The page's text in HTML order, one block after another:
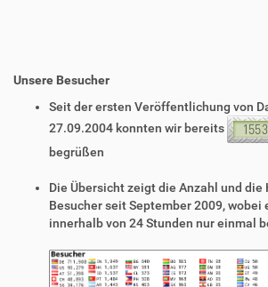
Unsere Besucher
Seit der ersten Veröffentlichung von
27.09.2004 konnten wir bereits
begrüßen
Die Übersicht zeigt die Anzahl und
Besucher seit September 2009, wobei
innerhalb von 24 Stunden nur einmal